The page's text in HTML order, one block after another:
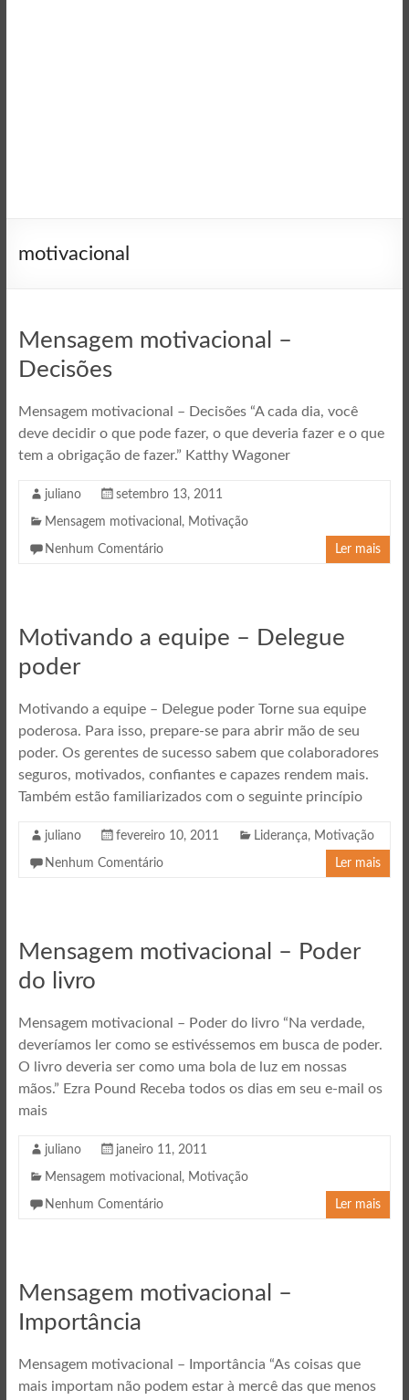
motivacional
Mensagem motivacional –
Decisões
Mensagem motivacional – Decisões “A cada dia, você
deve decidir o que pode fazer, o que deveria fazer e o que
tem a obrigação de fazer.” Katthy Wagoner
juliano setembro 13, 2011
Mensagem motivacional , Motivação
Nenhum Comentário Ler mais
Motivando a equipe – Delegue
poder
Motivando a equipe – Delegue poder Torne sua equipe
poderosa. Para isso, prepare-se para abrir mão de seu
poder. Os gerentes de sucesso sabem que colaboradores
seguros, motivados, confiantes e capazes rendem mais.
Também estão familiarizados com o seguinte princípio
juliano fevereiro 10, 2011 Liderança, Motivação
Nenhum Comentário Ler mais
Mensagem motivacional – Poder
do livro
Mensagem motivacional – Poder do livro “Na verdade,
deveríamos ler como se estivéssemos em busca de poder.
O livro deveria ser como uma bola de luz em nossas
mãos.” Ezra Pound Receba todos os dias em seu e-mail os
mais
juliano janeiro 11, 2011
Mensagem motivacional , Motivação
Nenhum Comentário Ler mais
Mensagem motivacional –
Importância
Mensagem motivacional – Importância “As coisas que
mais importam não podem estar à mercê das que menos